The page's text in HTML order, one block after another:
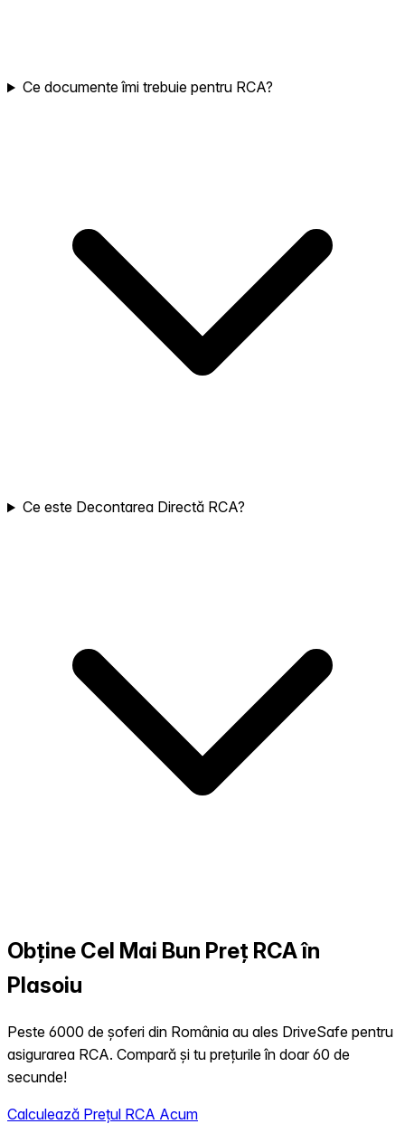
Ce documente îmi trebuie pentru RCA?
Ce este Decontarea Directă RCA?
Obține Cel Mai Bun Preț RCA în
Plasoiu
Peste 6000 de șoferi din România au ales DriveSafe pentru
asigurarea RCA. Compară și tu prețurile în doar 60 de
secunde!
Calculează Prețul RCA Acum